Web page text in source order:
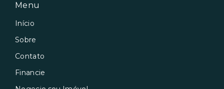
Menu
Início
Sobre
Contato
Financie